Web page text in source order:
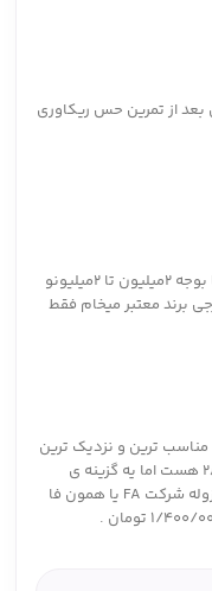
از تمرین حس ریکاوری
سلام من ابولفضل رضایی هستم میخاستم با بوجه 2میلیون تا 2میلیونو
یا 900 گرمی خارجی برند معتبر میخام فقط
ترین و نزدیک ترین
پروتئین وی یو اس ان هست که قیمتش 2890 هست اما یه گزینه ی
دیگه هم میتونین داشته باشین پروتئین ایزوله شرکت FA یا همون فا